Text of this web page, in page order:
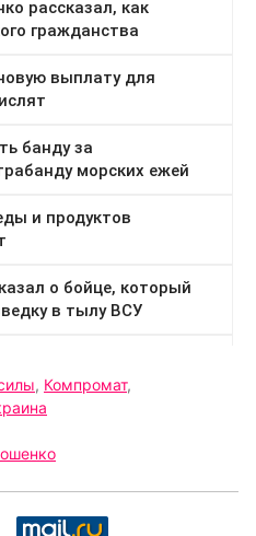
, Компромат,